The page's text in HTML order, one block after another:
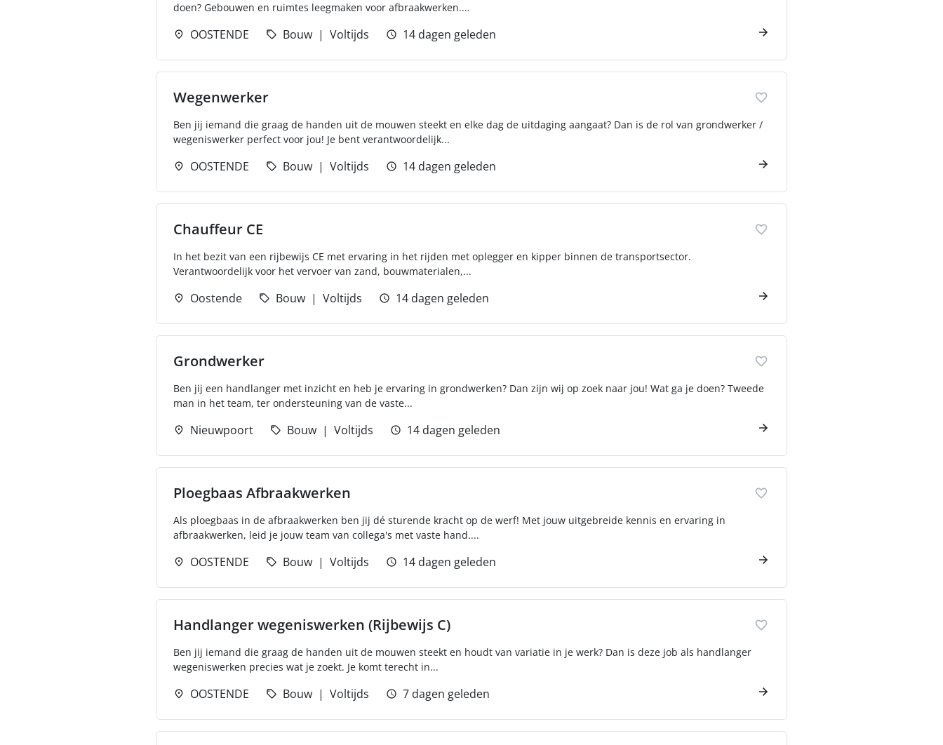
doen? Gebouwen en ruimtes leegmaken voor afbraakwerken....
OOSTENDE Bouw Voltijds 14 dagen geleden
Wegenwerker
Ben jij iemand die graag de handen uit de mouwen steekt en elke dag de uitdaging aangaat? Dan is de rol van grondwerker /
wegeniswerker perfect voor jou! Je bent verantwoordelijk...
OOSTENDE Bouw Voltijds 14 dagen geleden
Chauffeur CE
In het bezit van een rijbewijs CE met ervaring in het rijden met oplegger en kipper binnen de transportsector.
Verantwoordelijk voor het vervoer van zand, bouwmaterialen,...
Oostende Bouw Voltijds 14 dagen geleden
Grondwerker
Ben jij een handlanger met inzicht en heb je ervaring in grondwerken? Dan zijn wij op zoek naar jou! Wat ga je doen? Tweede
man in het team, ter ondersteuning van de vaste...
Nieuwpoort Bouw Voltijds 14 dagen geleden
Ploegbaas Afbraakwerken
Als ploegbaas in de afbraakwerken ben jij dé sturende kracht op de werf! Met jouw uitgebreide kennis en ervaring in
afbraakwerken, leid je jouw team van collega's met vaste hand....
OOSTENDE Bouw Voltijds 14 dagen geleden
Handlanger wegeniswerken (Rijbewijs C)
Ben jij iemand die graag de handen uit de mouwen steekt en houdt van variatie in je werk? Dan is deze job als handlanger
wegeniswerken precies wat je zoekt. Je komt terecht in...
OOSTENDE Bouw Voltijds 7 dagen geleden